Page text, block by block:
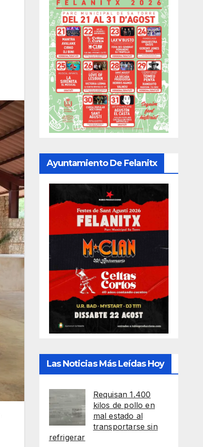
Ayuntamiento De Felanitx
Las Noticias Más Leídas Hoy
Requisan 1.400
kilos de pollo en
mal estado al
transportarse sin
refrigerar